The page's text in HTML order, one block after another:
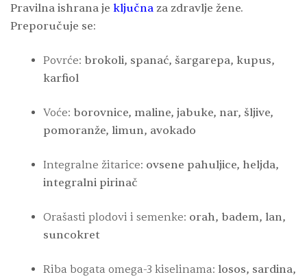
Pravilna ishrana je ključna za zdravlje žene.
Preporučuje se:
Povrće: brokoli, spanać, šargarepa, kupus,
karfiol
Voće: borovnice, maline, jabuke, nar, šljive,
pomoranže, limun, avokado
Integralne žitarice: ovsene pahuljice, heljda,
integralni pirinač
Orašasti plodovi i semenke: orah, badem, lan,
suncokret
Riba bogata omega-3 kiselinama: losos, sardina,